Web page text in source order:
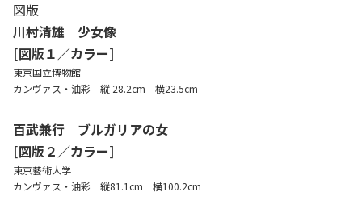
図版
川村清雄 少女像
[図版１／カラー]
東京国立博物館
カンヴァス・油彩 縦 28.2cm 横23.5cm
百武兼行 ブルガリアの女
[図版２／カラー]
東京藝術大学
カンヴァス・油彩 縦81.1cm 横100.2cm